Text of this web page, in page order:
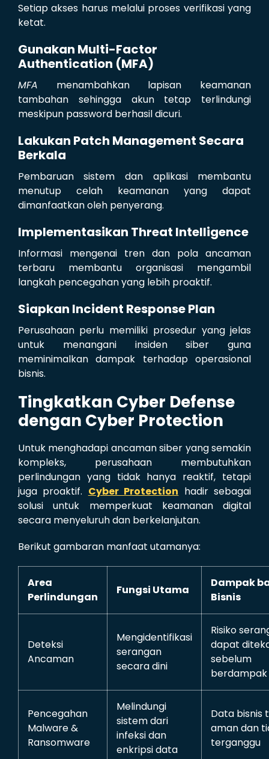
Setiap akses harus melalui proses verifikasi yang
ketat.
Gunakan Multi-Factor
Authentication (MFA)
MFA menambahkan lapisan keamanan
tambahan sehingga akun tetap terlindungi
meskipun password berhasil dicuri.
Lakukan Patch Management Secara
Berkala
Pembaruan sistem dan aplikasi membantu
menutup celah keamanan yang dapat
dimanfaatkan oleh penyerang.
Implementasikan Threat Intelligence
Informasi mengenai tren dan pola ancaman
terbaru membantu organisasi mengambil
langkah pencegahan yang lebih proaktif.
Siapkan Incident Response Plan
Perusahaan perlu memiliki prosedur yang jelas
untuk menangani insiden siber guna
meminimalkan dampak terhadap operasional
bisnis.
Tingkatkan Cyber Defense
dengan Cyber Protection
Untuk menghadapi ancaman siber yang semakin
kompleks, perusahaan membutuhkan
perlindungan yang tidak hanya reaktif, tetapi
juga proaktif. Cyber Protection hadir sebagai
solusi untuk memperkuat keamanan digital
secara menyeluruh dan berkelanjutan.
Berikut gambaran manfaat utamanya:
Area
Perlindungan
Fungsi Utama
Dampak
Bisnis
Deteksi
Ancaman
Mengidentifikasi
serangan
secara dini
Risiko
dapat
sebelum
berdampak
Pencegahan
Malware &
Ransomware
Melindungi
sistem dari
infeksi dan
enkripsi data
Data bisnis
aman dan
terganggu